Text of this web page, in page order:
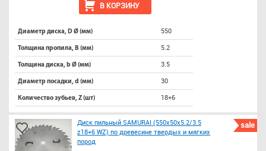
В КОРЗИНУ
Диаметр диска, D Ø (мм) 550
Толщина пропила, B (мм) 5.2
Толщина диска, b Ø (мм) 3.5
Диаметр посадки, d (мм) 30
Количество зубьев, Z (шт) 18+6
sale
Диск пильный SAMURAI (550х50х5.2/3.5
z18+6 WZ) по древесине твердых и мягких
пород